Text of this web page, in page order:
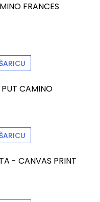
FRANCES
CAMINO
- CANVAS PRINT